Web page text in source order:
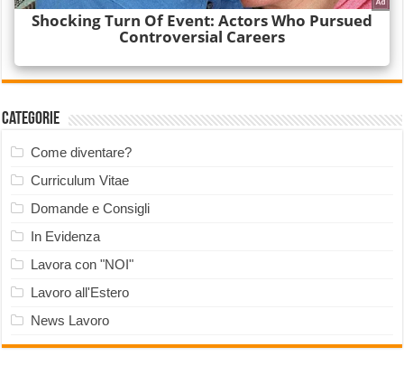
Categorie
Come diventare?
Curriculum Vitae
Domande e Consigli
In Evidenza
Lavora con "NOI"
Lavoro all'Estero
News Lavoro